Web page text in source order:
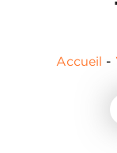
RENAULT
Accueil -